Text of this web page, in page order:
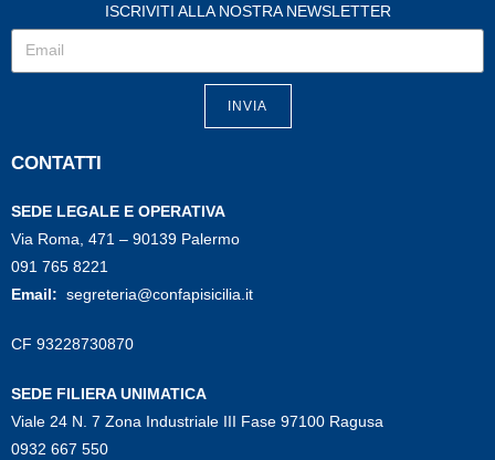
ISCRIVITI ALLA NOSTRA NEWSLETTER
INVIA
CONTATTI
SEDE LEGALE E OPERATIVA
Via Roma, 471 – 90139 Palermo
091 765 8221
Email: segreteria@confapisicilia.it
CF 93228730870
SEDE FILIERA UNIMATICA
Viale 24 N. 7 Zona Industriale III Fase 97100 Ragusa
0932 667 550